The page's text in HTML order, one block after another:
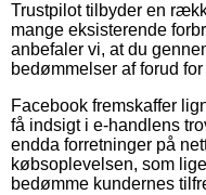
Trustpilot tilbyder en
mange eksisterende
anbefaler vi, at du
bedømmelser af forud
Facebook fremskaffer
få indsigt i e-handlens
endda forretninger på
købsoplevelsen, som
bedømme kundernes